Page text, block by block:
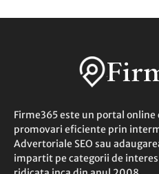
Firme365 este un portal
promovari eficiente prin
Advertoriale SEO sau
impartit pe categorii de